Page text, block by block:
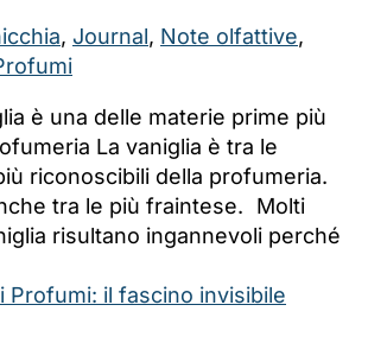
, Journal, Note olfattive,
è una delle materie prime più
La vaniglia è tra le
riconoscibili della profumeria.
tra le più fraintese. Molti
risultano ingannevoli perché